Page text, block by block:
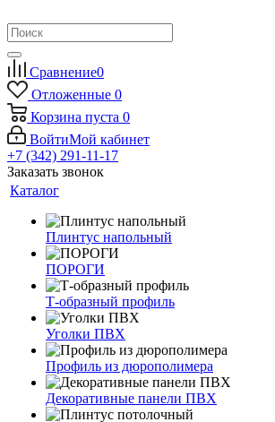
Сравнение0
Отложенные 0
Корзина пуста 0
ВойтиМой кабинет
+7 (342) 291-11-17
Заказать звонок
Каталог
Плинтус напольный
ПОРОГИ
Т-образный профиль
Уголки ПВХ
Профиль из дюрополимера
Декоративные панели ПВХ